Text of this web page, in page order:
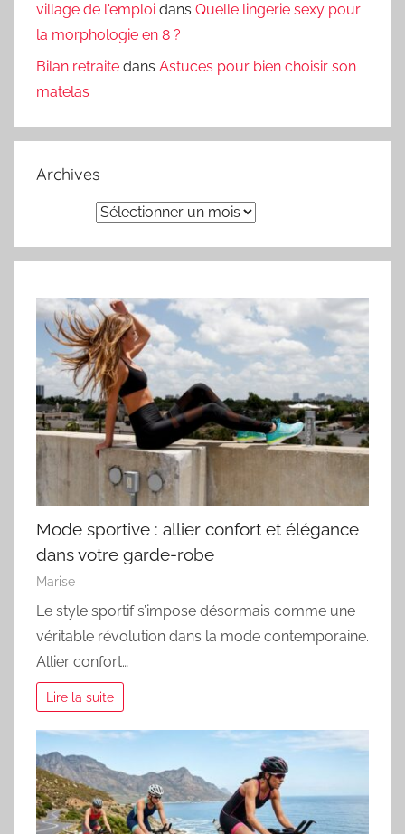
village de l'emploi dans Quelle lingerie sexy pour
la morphologie en 8 ?
Bilan retraite dans Astuces pour bien choisir son
matelas
Archives
Mode sportive : allier confort et élégance
dans votre garde-robe
Marise
Le style sportif s’impose désormais comme une
véritable révolution dans la mode contemporaine.
Allier confort…
Lire la suite